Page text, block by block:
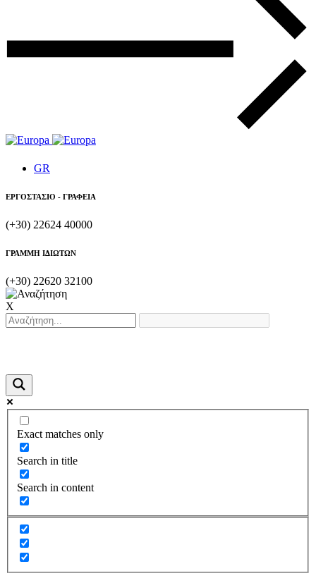
GR
ΕΡΓΟΣΤΑΣΙΟ - ΓΡΑΦΕΙΑ
(+30) 22624 40000
ΓΡΑΜΜΗ ΙΔΙΩΤΩΝ
(+30) 22620 32100
X
Exact matches only
Search in title
Search in content